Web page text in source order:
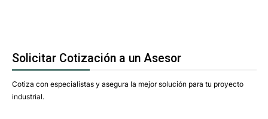
Solicitar Cotización a un Asesor
Cotiza con especialistas y asegura la mejor solución para tu proyecto
industrial.